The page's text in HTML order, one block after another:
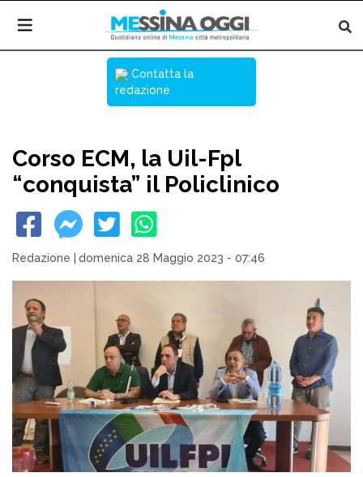
Contatta la
redazione
Corso ECM, la Uil-Fpl
“conquista” il Policlinico
Redazione domenica 28 Maggio 2023 - 07:46